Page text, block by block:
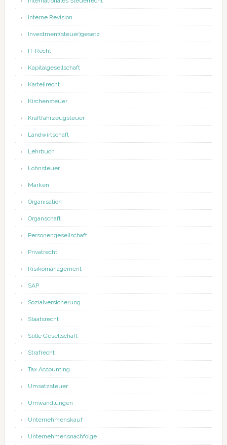
Interne Revision
Investment(steuer)gesetz
IT-Recht
Kapitalgesellschaft
Kartellrecht
Kirchensteuer
Kraftfahrzeugsteuer
Landwirtschaft
Lehrbuch
Lohnsteuer
Marken
Organisation
Organschaft
Personengesellschaft
Privatrecht
Risikomanagement
SAP
Sozialversicherung
Staatsrecht
Stille Gesellschaft
Strafrecht
Tax Accounting
Umsatzsteuer
Umwandlungen
Unternehmenskauf
Unternehmensnachfolge